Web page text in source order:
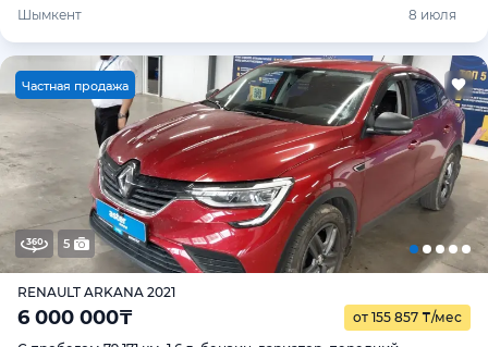
Шымкент 8 июля
Частная продажа
5
RENAULT ARKANA 2021
6 000 000₸ от 155 857 ₸/мес